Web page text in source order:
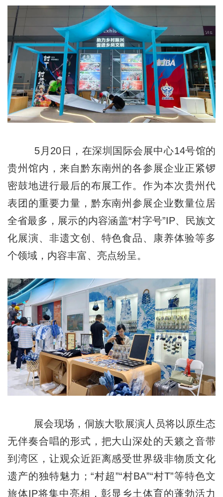
5月20日，在深圳国际会展中心14号馆的
贵州馆内，来自黔东南州的各参展企业正紧锣
密鼓地进行最后的布展工作。作为本次贵州代
表团的重要力量，黔东南州参展企业数量位居
全省最多，展示的内容涵盖“村字号”IP、民族文
化展演、非遗文创、特色食品、康养体验等多
个领域，内容丰富、亮点纷呈。
展会现场，侗族大歌展演人员将以原生态
无伴奏合唱的形式，把大山深处的天籁之音带
到湾区，让观众近距离感受世界级非物质文化
遗产的独特魅力；“村超”“村BA”“村T”等特色文
旅体IP将集中亮相，彰显乡土体育的蓬勃活力